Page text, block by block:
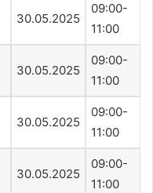
30.05.2025
09:00-
11:00
30.05.2025
09:00-
11:00
30.05.2025
09:00-
11:00
30.05.2025
09:00-
11:00